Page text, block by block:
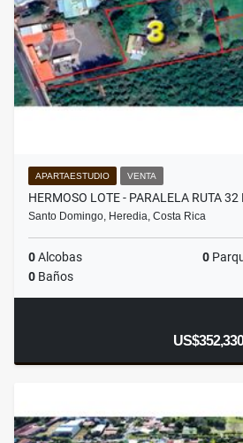
APARTAESTUDIO VENTA
HERMOSO LOTE - PARALELA RUTA 32
Santo Domingo, Heredia, Costa Rica
0Alcobas 0
0 Baños